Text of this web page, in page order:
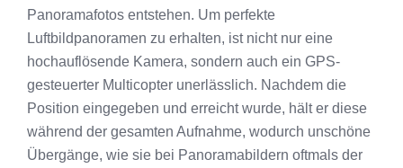
Panoramafotos entstehen. Um perfekte
Luftbildpanoramen zu erhalten, ist nicht nur eine
hochauflösende Kamera, sondern auch ein GPS-
gesteuerter Multicopter unerlässlich. Nachdem die
Position eingegeben und erreicht wurde, hält er diese
während der gesamten Aufnahme, wodurch unschöne
Übergänge, wie sie bei Panoramabildern oftmals der